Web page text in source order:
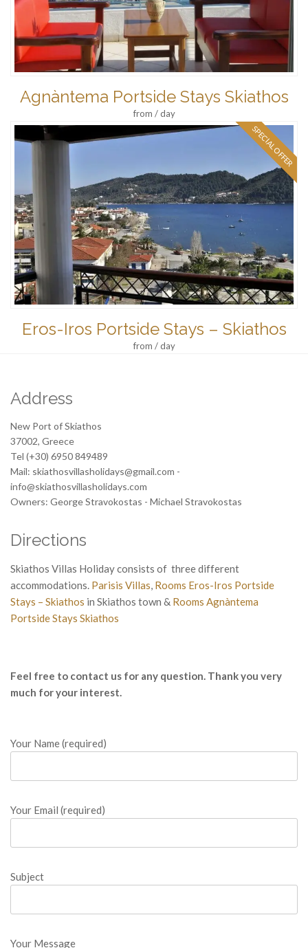
Agnàntema Portside Stays Skiathos
from / day
SPECIAL OFFER
Eros-Iros Portside Stays – Skiathos
from / day
Address
New Port of Skiathos
37002, Greece
Tel (+30) 6950 849489
Mail: skiathosvillasholidays@gmail.com -
info@skiathosvillasholidays.com
Owners: George Stravokostas - Michael Stravokostas
Directions
Skiathos Villas Holiday consists of three different
accommodations. Parisis Villas, Rooms Eros-Iros Portside
Stays – Skiathos in Skiathos town & Rooms Agnàntema
Portside Stays Skiathos
o
k
o
n
l
i
n
e
Feel free to contact us for any question. Thank you very
much for your interest.
Your Name (required)
Your Email (required)
Subject
Your Message